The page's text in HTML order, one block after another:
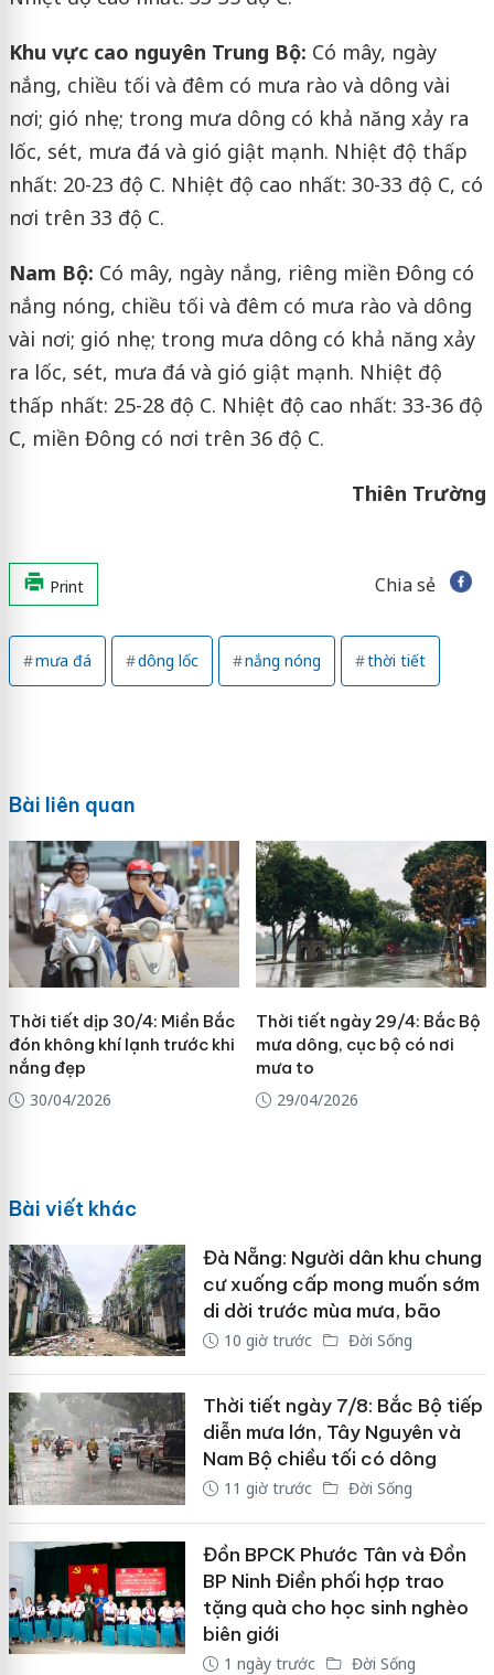
Khu vực cao nguyên Trung Bộ: Có mây, ngày
nắng, chiều tối và đêm có mưa rào và dông vài
nơi; gió nhẹ; trong mưa dông có khả năng xảy ra
lốc, sét, mưa đá và gió giật mạnh. Nhiệt độ thấp
nhất: 20-23 độ C. Nhiệt độ cao nhất: 30-33 độ C, có
nơi trên 33 độ C.
Nam Bộ: Có mây, ngày nắng, riêng miền Đông có
nắng nóng, chiều tối và đêm có mưa rào và dông
vài nơi; gió nhẹ; trong mưa dông có khả năng xảy
ra lốc, sét, mưa đá và gió giật mạnh. Nhiệt độ
thấp nhất: 25-28 độ C. Nhiệt độ cao nhất: 33-36 độ
C, miền Đông có nơi trên 36 độ C.
Thiên Trường
Print Chia sẻ
mưa đá dông lốc nắng nóng thời tiết
Bài liên quan
Thời tiết dịp 30/4: Miền Bắc
đón không khí lạnh trước khi
nắng đẹp
30/04/2026
Thời tiết ngày 29/4: Bắc Bộ
mưa dông, cục bộ có nơi
mưa to
29/04/2026
Bài viết khác
Đà Nẵng: Người dân khu chung
cư xuống cấp mong muốn sớm
di dời trước mùa mưa, bão
10 giờ trước Đời Sống
Thời tiết ngày 7/8: Bắc Bộ tiếp
diễn mưa lớn, Tây Nguyên và
Nam Bộ chiều tối có dông
11 giờ trước Đời Sống
Đồn BPCK Phước Tân và Đồn
BP Ninh Điền phối hợp trao
tặng quà cho học sinh nghèo
biên giới
1 ngày trước Đời Sống